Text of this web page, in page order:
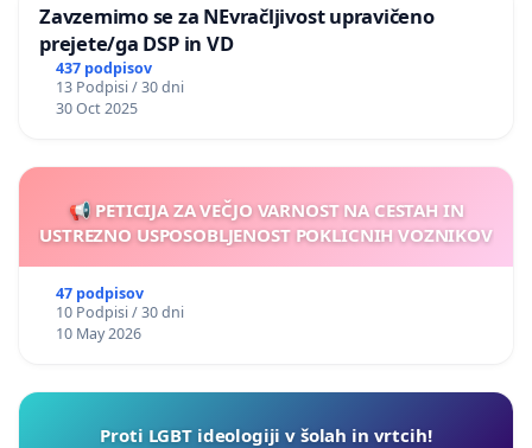
Zavzemimo se za NEvračljivost upravičeno
prejete/ga DSP in VD
437 podpisov
13 Podpisi / 30 dni
30 Oct 2025
📢 PETICIJA ZA VEČJO VARNOST NA CESTAH IN
USTREZNO USPOSOBLJENOST POKLICNIH VOZNIKOV
47 podpisov
10 Podpisi / 30 dni
10 May 2026
Proti LGBT ideologiji v šolah in vrtcih!